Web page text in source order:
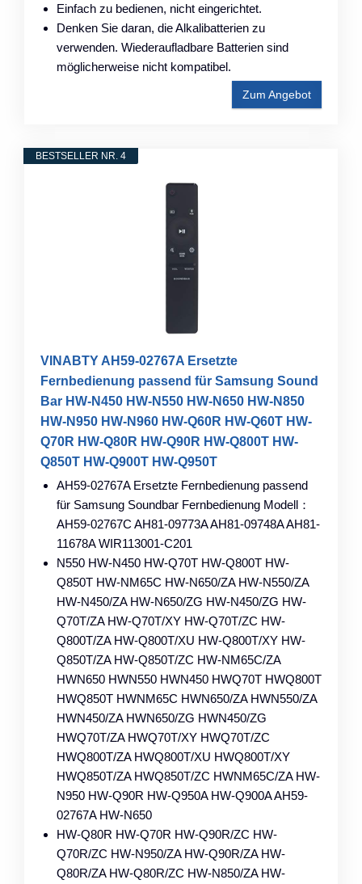
Einfach zu bedienen, nicht eingerichtet.
Denken Sie daran, die Alkalibatterien zu
verwenden. Wiederaufladbare Batterien sind
möglicherweise nicht kompatibel.
Zum Angebot
BESTSELLER NR. 4
VINABTY AH59-02767A Ersetzte
Fernbedienung passend für Samsung Sound
Bar HW-N450 HW-N550 HW-N650 HW-N850
HW-N950 HW-N960 HW-Q60R HW-Q60T HW-
Q70R HW-Q80R HW-Q90R HW-Q800T HW-
Q850T HW-Q900T HW-Q950T
AH59-02767A Ersetzte Fernbedienung passend
für Samsung Soundbar Fernbedienung Modell：
AH59-02767C AH81-09773A AH81-09748A AH81-
11678A WIR113001-C201
N550 HW-N450 HW-Q70T HW-Q800T HW-
Q850T HW-NM65C HW-N650/ZA HW-N550/ZA
HW-N450/ZA HW-N650/ZG HW-N450/ZG HW-
Q70T/ZA HW-Q70T/XY HW-Q70T/ZC HW-
Q800T/ZA HW-Q800T/XU HW-Q800T/XY HW-
Q850T/ZA HW-Q850T/ZC HW-NM65C/ZA
HWN650 HWN550 HWN450 HWQ70T HWQ800T
HWQ850T HWNM65C HWN650/ZA HWN550/ZA
HWN450/ZA HWN650/ZG HWN450/ZG
HWQ70T/ZA HWQ70T/XY HWQ70T/ZC
HWQ800T/ZA HWQ800T/XU HWQ800T/XY
HWQ850T/ZA HWQ850T/ZC HWNM65C/ZA HW-
N950 HW-Q90R HW-Q950A HW-Q900A AH59-
02767A HW-N650
HW-Q80R HW-Q70R HW-Q90R/ZC HW-
Q70R/ZC HW-N950/ZA HW-Q90R/ZA HW-
Q80R/ZA HW-Q80R/ZC HW-N850/ZA HW-